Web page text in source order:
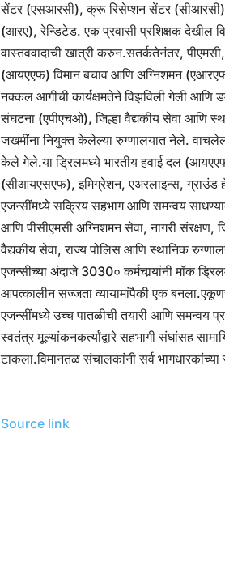
सेंटर (एसआरसी), क्रू रिसेप्शन सेंटर (सीआरसी),
(आरए), रेन्डिटेड. एक प्रवासी प्रशिक्षक देखील
वास्तववादाची खात्री करुन.सतर्कतेनंतर,
(आयएएफ) विमान बचाव आणि अग्निशमन
नक्कल आगीची कार्यक्षमतेने विझविली गेली आणि
संघटना (एपीएचओ), जिल्हा वैद्यकीय सेवा आणि
जखमींना नियुक्त केलेल्या रुग्णालयात नेले.
केले गेले.या ड्रिलमध्ये भारतीय हवाई दल
(सीआयएसएफ), इमिग्रेशन, एअरलाइन्स, ग्राउंड
एजन्सींमध्ये सक्रिय सहभाग आणि समन्वय
आणि पीसीएमसी अग्निशमन सेवा, नागरी संरक्षण,
वैद्यकीय सेवा, राज्य पोलिस आणि स्थानिक
एजन्सीच्या अंदाजे 3030० कर्मचार्‍यांनी मॉक
आपत्कालीन सज्जता व्यायामांपैकी एक बनला.
एजन्सींमध्ये उच्च पातळीची तयारी आणि समन्वय
स्वतंत्र मूल्यांकनकर्त्यांद्वारे सहभागी संघांसह
टाकला.विमानतळ संचालकांनी सर्व
Source link